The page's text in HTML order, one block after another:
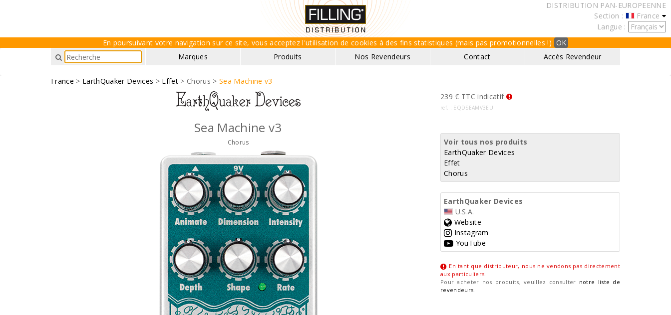
DISTRIBUTION PAN-EUROPEENNE
Section :
France
Langue :
En poursuivant votre navigation sur ce site, vous acceptez l'utilisation de cookies à des fins statistiques (mais pas promotionnelles !) OK
Marques
Produits Nos Revendeurs Contact Accès Revendeur
France > EarthQuaker Devices > Effet > Chorus >Sea Machine v3
Sea Machine v3
Chorus
239 € TTC indicatif
ref. : EQDSEAMV3EU
Voir tous nos produits
EarthQuaker Devices
Effet
Chorus
EarthQuaker Devices
U.S.A.
Website
Instagram
YouTube
En tant que distributeur, nous ne vendons pas directement
aux particuliers.
Pour acheter nos produits, veuillez consulter notre liste de
revendeurs.